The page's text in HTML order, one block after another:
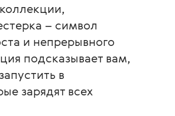
– символ
и непрерывного
подсказывает вам,
в
зарядят всех